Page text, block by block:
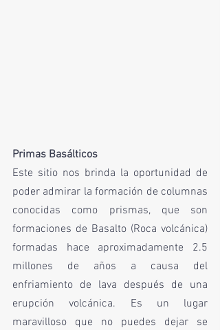
Primas Basálticos
Este sitio nos brinda la oportunidad de
poder admirar la formación de columnas
conocidas como prismas, que son
formaciones de Basalto (Roca volcánica)
formadas hace aproximadamente 2.5
millones de años a causa del
enfriamiento de lava después de una
erupción volcánica. Es un lugar
maravilloso que no puedes dejar se